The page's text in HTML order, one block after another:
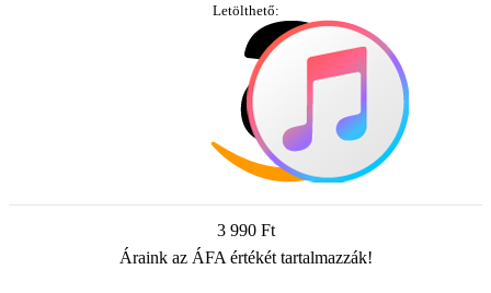
Letölthető:
3 990 Ft
Áraink az ÁFA értékét tartalmazzák!